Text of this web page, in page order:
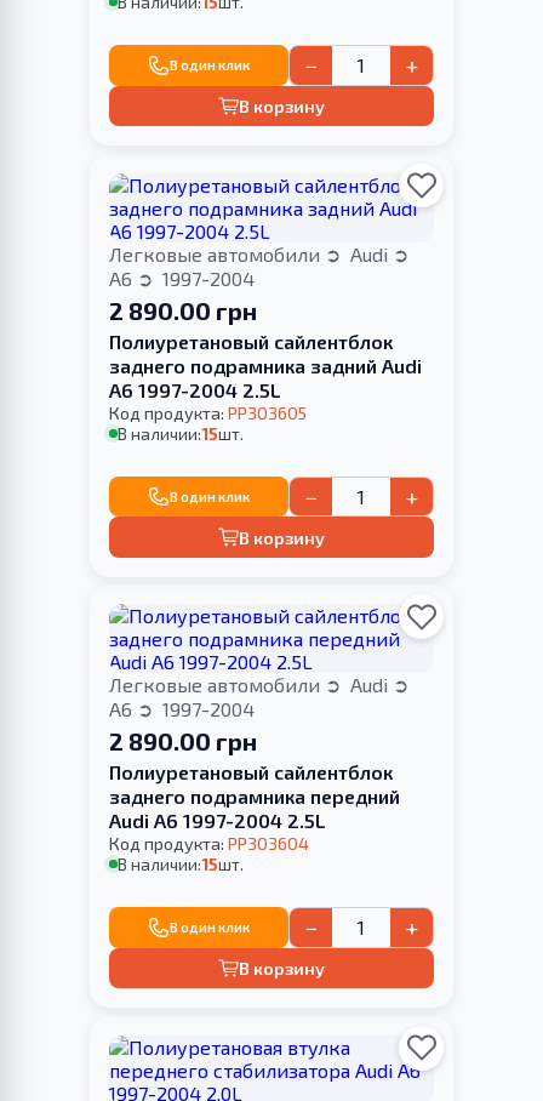
В один клик − +
В корзину
Легковые автомобили
Audi
A6
1997-2004
2 890.00 грн
Полиуретановый сайлентблок
заднего подрамника задний Audi
A6 1997-2004 2.5L
Код продукта: PP303605
В наличии:15шт.
В один клик − +
В корзину
Легковые автомобили
Audi
A6
1997-2004
2 890.00 грн
Полиуретановый сайлентблок
заднего подрамника передний
Audi A6 1997-2004 2.5L
Код продукта: PP303604
В наличии:15шт.
В один клик − +
В корзину